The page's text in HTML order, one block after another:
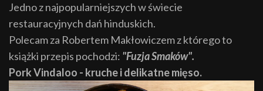
Jedno z najpopularniejszych w świecie
restauracyjnych dań hinduskich.
Polecam za Robertem Makłowiczem z którego to
książki przepis pochodzi: "Fuzja Smaków".
Pork Vindaloo - kruche i delikatne mięso.